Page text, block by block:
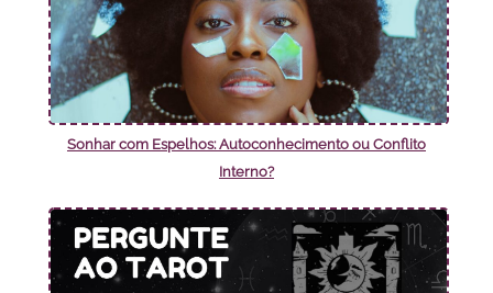
Sonhar com Espelhos: Autoconhecimento ou Conflito
Interno?